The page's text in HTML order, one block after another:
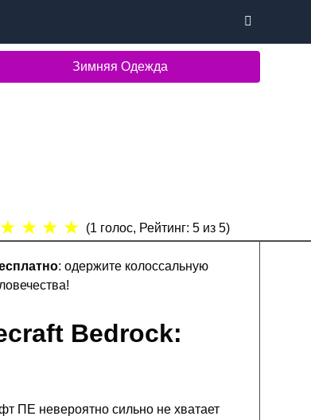
Зимняя Одежда
★ ★ ★ ★ (1 голос, Рейтинг: 5из 5)
: одержите колоссальную
Bedrock:
ПЕ невероятно сильно не хватает